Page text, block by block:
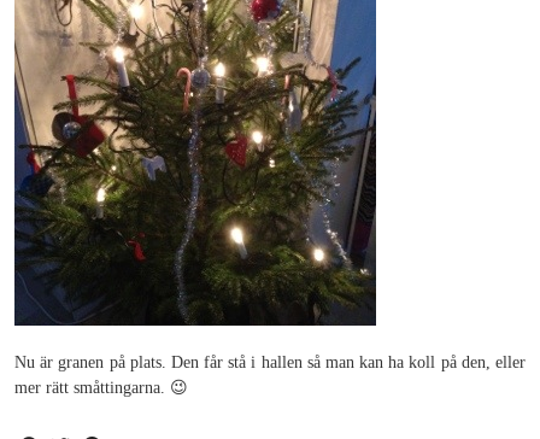
Nu är granen på plats. Den får stå i hallen så man kan ha koll på den, eller
mer rätt småttingarna. 😉